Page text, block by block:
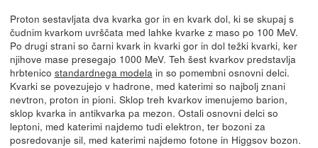
Proton sestavljata dva kvarka gor in en kvark dol, ki se skupaj s
čudnim kvarkom uvrščata med lahke kvarke z maso po 100 MeV.
Po drugi strani so čarni kvark in kvarki gor in dol težki kvarki, ker
njihove mase presegajo 1000 MeV. Teh šest kvarkov predstavlja
hrbtenico standardnega modelain so pomembni osnovni delci.
Kvarki se povezujejo v hadrone, med katerimi so najbolj znani
nevtron, proton in pioni. Sklop treh kvarkov imenujemo barion,
sklop kvarka in antikvarka pa mezon. Ostali osnovni delci so
leptoni, med katerimi najdemo tudi elektron, ter bozoni za
posredovanje sil, med katerimi najdemo fotone in Higgsov bozon.